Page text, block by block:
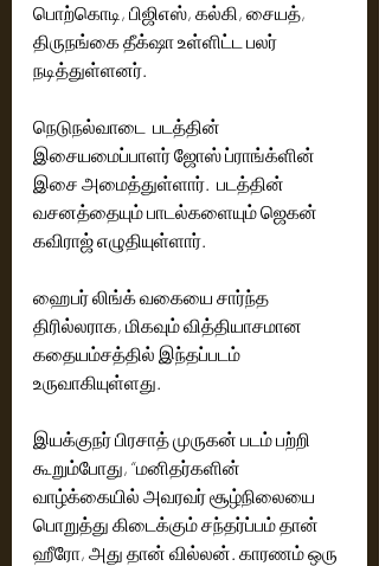
பொற்கொடி, பிஜிஎஸ், கல்கி, சையத்,
திருநங்கை தீக்‌ஷா உள்ளிட்ட பலர்
நடித்துள்ளனர்.
நெடுநல்வாடை  படத்தின்
இசையமைப்பாளர் ஜோஸ் ப்ராங்க்ளின்
இசை அமைத்துள்ளார்.  படத்தின்
வசனத்தையும் பாடல்களையும் ஜெகன்
கவிராஜ் எழுதியுள்ளார்.
ஹைபர் லிங்க் வகையை சார்ந்த
திரில்லராக, மிகவும் வித்தியாசமான
கதையம்சத்தில் இந்தப்படம்
உருவாகியுள்ளது.
இயக்குநர் பிரசாத் முருகன் படம் பற்றி
கூறும்போது, “மனிதர்களின்
வாழ்க்கையில் அவரவர் சூழ்நிலையை
பொறுத்து கிடைக்கும் சந்தர்ப்பம் தான்
ஹீரோ, அது தான் வில்லன். காரணம் ஒரு